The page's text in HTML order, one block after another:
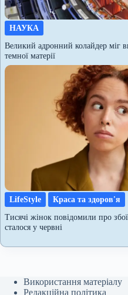
НАУКА
Великий адронний колайдер міг
темної матерії
LifeStyle
Краса та здоров'я
Тисячі жінок повідомили про
сталося у червні
Використання матеріалу
Редакційна політика